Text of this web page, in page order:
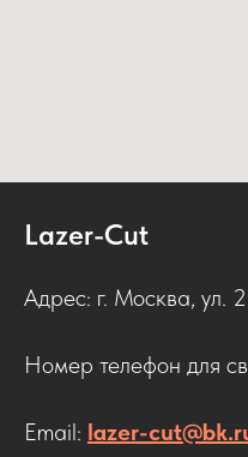
Lazer-Cut
Адрес: г. Москва, ул.
Номер телефон для
Email: lazer-